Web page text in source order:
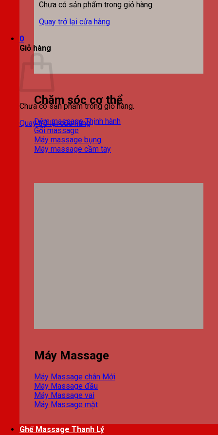
Chưa có sản phẩm trong giỏ hàng.
Quay trở lại cửa hàng
0
Giỏ hàng
Chưa có sản phẩm trong giỏ hàng.
Quay trở lại cửa hàng
Chăm sóc cơ thể
Đệm massage
Gối massage
Máy massage bụng
Máy massage cầm tay
Máy Massage
Máy Massage chân
Máy Massage đầu
Máy Massage vai
Máy Massage mặt
Ghế Massage Thanh Lý